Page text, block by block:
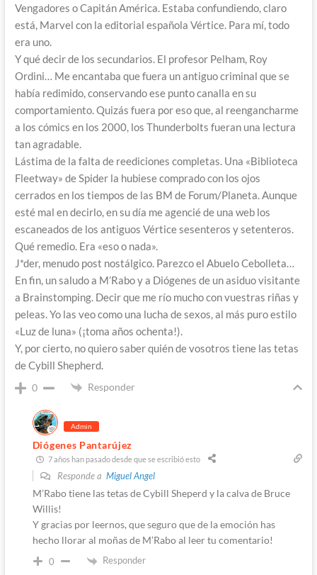
Vengadores o Capitán América. Estaba confundiendo, claro
está, Marvel con la editorial española Vértice. Para mí, todo
era uno.
Y qué decir de los secundarios. El profesor Pelham, Roy
Ordini… Me encantaba que fuera un antiguo criminal que se
había redimido, conservando ese punto canalla en su
comportamiento. Quizás fuera por eso que, al reengancharme
a los cómics en los 2000, los Thunderbolts fueran una lectura
tan agradable.
Lástima de la falta de reediciones completas. Una «Biblioteca
Fleetway» de Spider la hubiese comprado con los ojos
cerrados en los tiempos de las BM de Forum/Planeta. Aunque
esté mal en decirlo, en su día me agencié de una web los
escaneados de los antiguos Vértice sesenteros y setenteros.
Qué remedio. Era «eso o nada».
J*der, menudo post nostálgico. Parezco el Abuelo Cebolleta…
En fin, un saludo a M’Rabo y a Diógenes de un asiduo visitante
a Brainstomping. Decir que me río mucho con vuestras riñas y
peleas. Yo las veo como una lucha de sexos, al más puro estilo
«Luz de luna» (¡toma años ochenta!).
Y, por cierto, no quiero saber quién de vosotros tiene las tetas
de Cybill Shepherd.
0 Responder
Admin
Diógenes Pantarújez
7 años han pasado desde que se escribió esto
Responde a Miguel Angel
M’Rabo tiene las tetas de Cybill Sheperd y la calva de Bruce
Willis!
Y gracias por leernos, que seguro que de la emoción has
hecho llorar al moñas de M’Rabo al leer tu comentario!
0 Responder